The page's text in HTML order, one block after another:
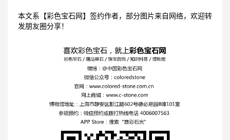
本文系【彩色宝石网】签约作者，部分图片来自网络，欢迎转
发朋友圈分享！